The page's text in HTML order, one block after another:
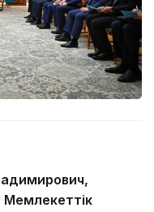
Мемлекеттік